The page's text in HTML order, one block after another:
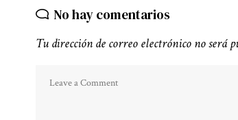
No hay comentarios
Tu dirección de correo electrónico no será